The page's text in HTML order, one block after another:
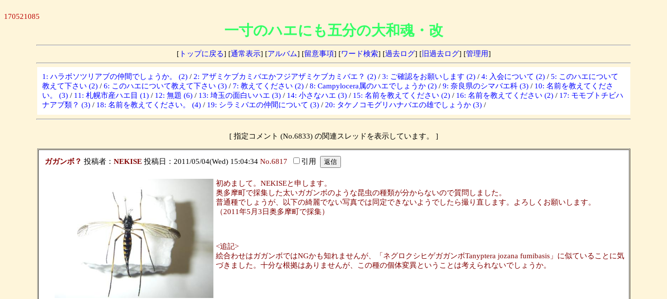
170521085
一寸のハエにも五分の大和魂・改
[トップに戻る] [通常表示] [アルバム] [留意事項] [ワード検索] [過去ログ] [旧過去ログ] [管理用]
1: ハラボソツリアブの仲間でしょうか。 (2) / 2: アザミケブカミバエかフジアザミケブカミバエ？ (2) / 3: ご確認をお願いします (2) / 4: 入会について (2) / 5: このハエについて
教えて下さい (2) / 6: このハエについて教えて下さい (3) / 7: 教えてください (2) / 8: Campylocera属のハエでしょうか (2) / 9: 奈良県のシマバエ科 (3) / 10: 名前を教えてくださ
い。 (3) / 11: 札幌市産ハエ目 (1) / 12: 無題 (6) / 13: 埼玉の面白いハエ (3) / 14: 小さなハエ (3) / 15: 名前を教えてください (2) / 16: 名前を教えてください (2) / 17: モモブトチビハ
ナアブ類？ (3) / 18: 名前を教えてください。 (4) / 19: シラミバエの仲間について (3) / 20: タケノコモグリハナバエの雄でしょうか (3) /
[ 指定コメント (No.6833) の関連スレッドを表示しています。 ]
ガガンボ？ 投稿者： NEKISE投稿日：2011/05/04(Wed) 15:04:34 No.6817 引用
初めまして。NEKISEと申します。
奥多摩町で採集した太いガガンボのような昆虫の種類が分からないので質問しました。
普通種でしょうが、以下の綺麗でない写真では同定できないようでしたら撮り直します。よろしくお願いします。
（2011年5月3日奥多摩町で採集）
<追記>
絵合わせはガガンボではNGかも知れませんが、「ネグロクシヒゲガガンボTanyptera jozana fumibasis」に似ていることに気
づきました。十分な根拠はありませんが、この種の個体変異ということは考えられないでしょうか。